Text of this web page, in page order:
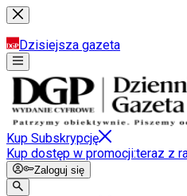
Dzisiejsza gazeta
Kup Subskrypcję
Kup dostęp w promocji:teraz z
Zaloguj się